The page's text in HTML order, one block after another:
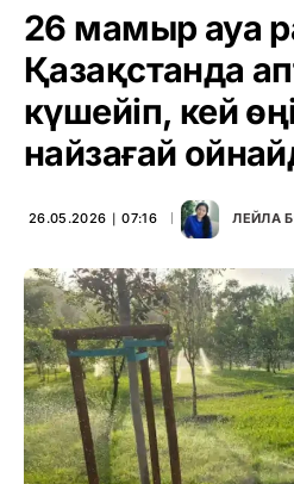
26 мамыр ауа
Қазақстанда
күшейіп, кей
найзағай
26.05.2026 ∣ 07:16 ЛЕЙЛА